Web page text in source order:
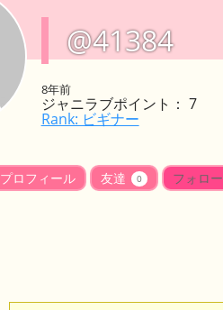
@41384
8年前
ジャニラブポイント： 7
Rank: ビギナー
プロフィール 友達 0 フォロー